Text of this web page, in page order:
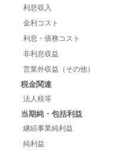
利息収入
金利コスト
利息・債務コスト
非利息収益
営業外収益（その他）
税金関連
法人税等
当期純・包括利益
継続事業純利益
純利益